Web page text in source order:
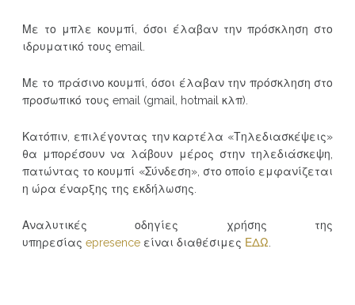
Με το μπλε κουμπί, όσοι έλαβαν την πρόσκληση στο
ιδρυματικό τους email.
Με το πράσινο κουμπί, όσοι έλαβαν την πρόσκληση στο
προσωπικό τους email (gmail, hotmail κλπ).
Κατόπιν, επιλέγοντας την καρτέλα «Τηλεδιασκέψεις»
θα μπορέσουν να λάβουν μέρος στην τηλεδιάσκεψη,
πατώντας το κουμπί «Σύνδεση», στο οποίο εμφανίζεται
η ώρα έναρξης της εκδήλωσης.
Αναλυτικές οδηγίες χρήσης της
υπηρεσίας epresenceείναι διαθέσιμες ΕΔΩ